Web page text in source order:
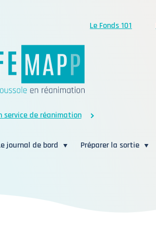
Le Fonds 101
service de réanimation
journal de bord Préparer la sortie